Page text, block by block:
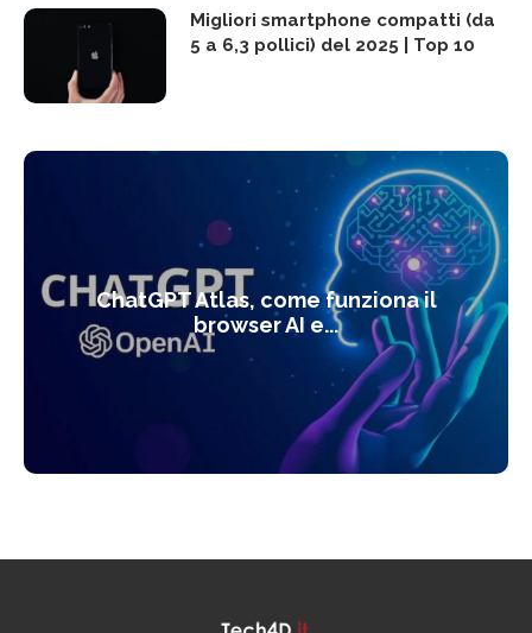
Migliori smartphone compatti (da
5 a 6,3 pollici) del 2025 | Top 10
ChatGPT Atlas, come funziona il
browser AI e...